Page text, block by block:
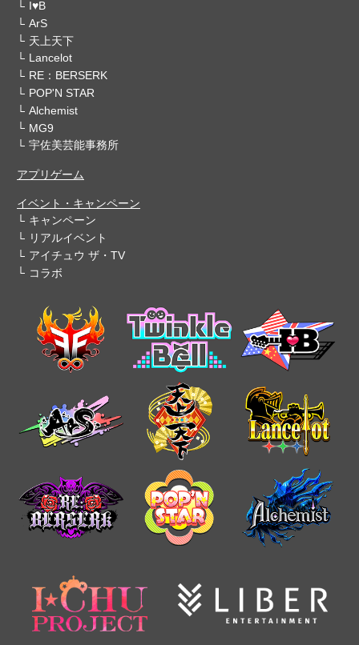
I♥B
ArS
天上天下
Lancelot
RE：BERSERK
POP'N STAR
Alchemist
MG9
宇佐美芸能事務所
アプリゲーム
イベント・キャンペーン
キャンペーン
リアルイベント
アイチュウ ザ・TV
コラボ